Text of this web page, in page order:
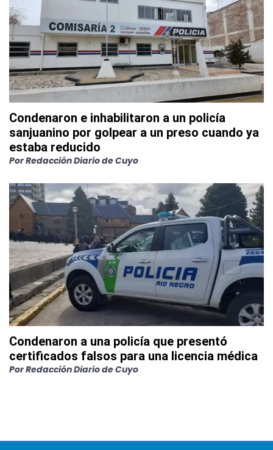
Condenaron e inhabilitaron a un policía
sanjuanino por golpear a un preso cuando ya
estaba reducido
PorRedacción Diario de Cuyo
Condenaron a una policía que presentó
certificados falsos para una licencia médica
PorRedacción Diario de Cuyo